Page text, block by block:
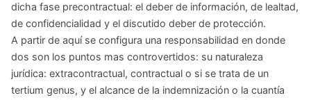
dicha fase precontractual: el deber de información, de lealtad,
de confidencialidad y el discutido deber de protección.
A partir de aquí se configura una responsabilidad en donde
dos son los puntos mas controvertidos: su naturaleza
jurídica: extracontractual, contractual o si se trata de un
tertium genus, y el alcance de la indemnización o la cuantía